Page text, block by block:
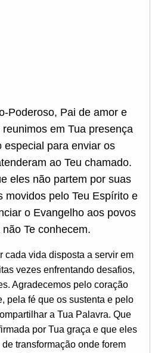
Poderoso, Pai de amor e
em Tua presença
especial para enviar os
ao Teu chamado.
eles não partem por suas
movidos pelo Teu Espírito e
o Evangelho aos povos
Te conhecem.
cada vida disposta a servir em
vezes enfrentando desafios,
Agradecemos pelo coração
pela fé que os sustenta e pelo
a Tua Palavra. Que
por Tua graça e que eles
transformação onde forem